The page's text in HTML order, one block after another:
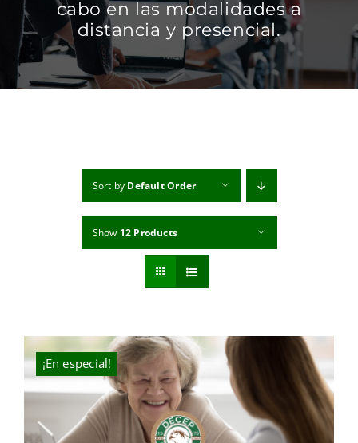
MATRÍCULA Y PAGOS
CONTACTO
cabo en las modalidades a
distancia y presencial.
Sort by Default Order
Show 12 Products
¡En especial!